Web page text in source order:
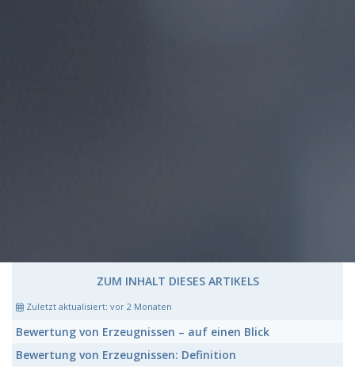
ZUM INHALT DIESES ARTIKELS
Zuletzt aktualisiert: vor 2 Monaten
Bewertung von Erzeugnissen – auf einen Blick
Bewertung von Erzeugnissen: Definition